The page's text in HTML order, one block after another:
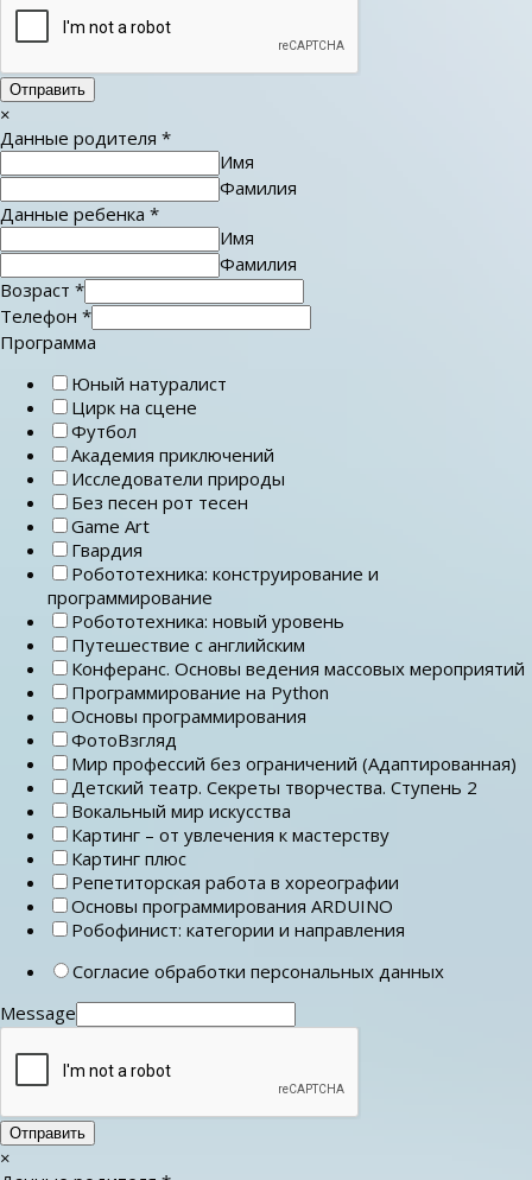
Отправить
×
Данные родителя *
Имя
Фамилия
Данные ребенка *
Имя
Фамилия
Возраст *
Телефон *
Программа
Юный натуралист
Цирк на сцене
Футбол
Академия приключений
Исследователи природы
Без песен рот тесен
Game Art
Гвардия
Робототехника: конструирование и
программирование
Робототехника: новый уровень
Путешествие с английским
Конферанс. Основы ведения массовых мероприятий
Программирование на Python
Основы программирования
ФотоВзгляд
Мир профессий без ограничений (Адаптированная)
Детский театр. Секреты творчества. Ступень 2
Вокальный мир искусства
Картинг – от увлечения к мастерству
Картинг плюс
Репетиторская работа в хореографии
Основы программирования ARDUINO
Робофинист: категории и направления
Согласие обработки персональных данных
Message
Отправить
×